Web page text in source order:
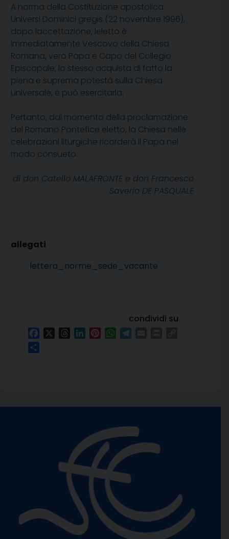
A norma della Costituzione apostolica
Universi Dominici gregis (22 novembre 1996),
dopo laccettazione, leletto è
immediatamente Vescovo della Chiesa
Romana, vero Papa e Capo del Collegio
Episcopale; lo stesso acquista di fatto la
piena e suprema potestà sulla Chiesa
universale, e può esercitarla.
Pertanto, dal momento della proclamazione
del Romano Pontefice eletto, la Chiesa nelle
celebrazioni liturgiche ricorderà il Papa nel
modo consueto.
di don Catello MALAFRONTE e don Francesco
Saverio DE PASQUALE
lettera_norme_sede_vacante
condividi su
FacebookThreadsLinkedInPinterestWhatsApp